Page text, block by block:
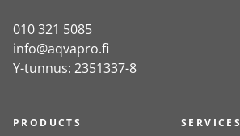
010 321 5085
info@aqvapro.fi
Y-tunnus: 2351337-8
PRODUCTS SERVICES